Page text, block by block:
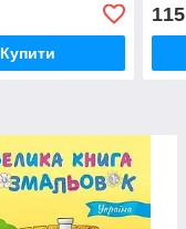
Купити
115